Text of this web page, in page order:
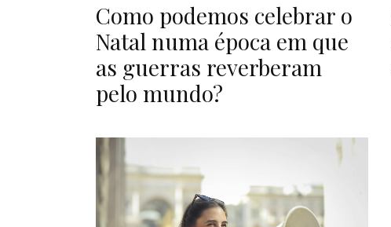
Como podemos celebrar o
Natal numa época em que
as guerras reverberam
pelo mundo?